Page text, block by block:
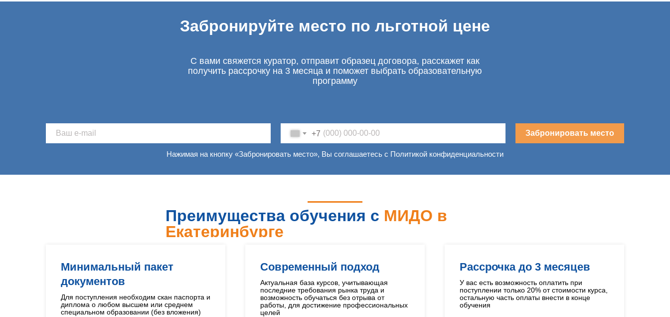
Забронируйте место по льготной цене
С вами свяжется куратор, отправит образец договора, расскажет как
получить рассрочку на 3 месяца и поможет выбрать образовательную
программу
+7 Забронировать место
Нажимая на кнопку «Забронировать место», Вы соглашаетесь с Политикой конфиденциальности
Преимущества обучения с МИДО в
Екатеринбурге
Минимальный пакет
документов
Для поступления необходим скан паспорта и
диплома о любом высшем или среднем
специальном образовании (без вложения)
Современный подход
Актуальная база курсов, учитывающая
последние требования рынка труда и
возможность обучаться без отрыва от
работы, для достижение профессиональных
целей
Рассрочка до 3 месяцев
У вас есть возможность оплатить при
поступлении только 20% от стоимости курса,
остальную часть оплаты внести в конце
обучения